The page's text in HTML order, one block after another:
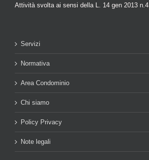
Attività svolta ai sensi della L. 14 gen 2013 n.4
Servizi
Normativa
Area Condominio
Chi siamo
Policy Privacy
Note legali